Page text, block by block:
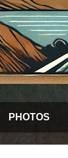
PHOTOS